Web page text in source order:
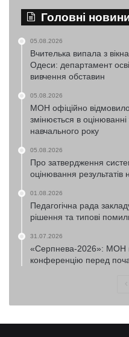
Головні
05.08.2026
Вчителька випала з
Одеси: департамент
вивчення обставин
05.08.2026
МОН офіційно
змінюється в оцінюванні
навчального року
05.08.2026
Про затвердження
оцінювання результатів
01.08.2026
Педагогічна рада
рішення та типові
31.07.2026
«Серпнева-2026»: МОН
конференцію перед